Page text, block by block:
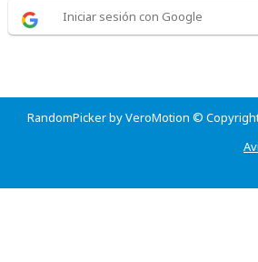
Iniciar sesión con Google
RandomPicker by VeroMotion ©